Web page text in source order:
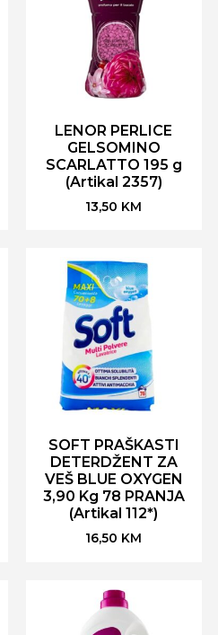
LENOR PERLICE
GELSOMINO
SCARLATTO 195 g
(Artikal 2357)
13,50 KM
SOFT PRAŠKASTI
DETERDŽENT ZA
VEŠ BLUE OXYGEN
3,90 Kg 78 PRANJA
(Artikal 112*)
16,50 KM